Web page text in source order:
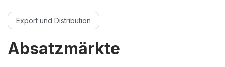
Export und Distribution
Absatzmärkte